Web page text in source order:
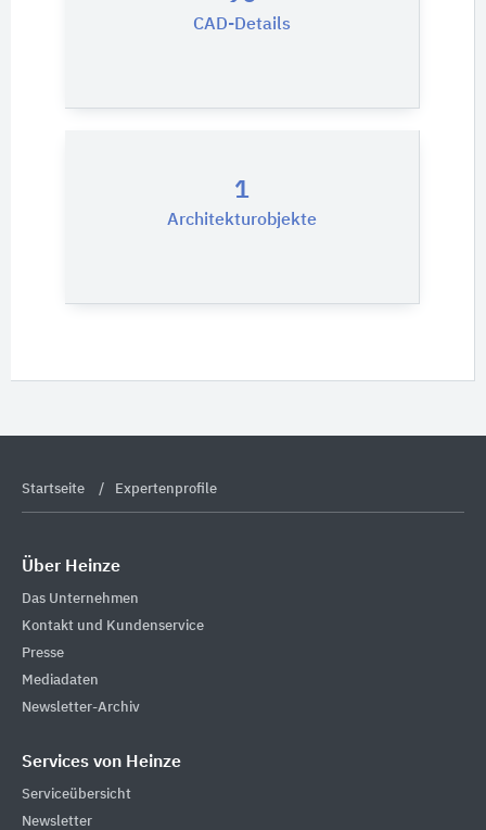
CAD-Details
1
Architekturobjekte
Startseite Expertenprofile
Über Heinze
Das Unternehmen
Kontakt und Kundenservice
Presse
Mediadaten
Newsletter-Archiv
Services von Heinze
Serviceübersicht
Newsletter